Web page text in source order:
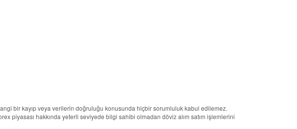
bir kayıp veya verilerin doğruluğu konusunda hiçbir sorumluluk kabul edilemez.
piyasası hakkında yeterli seviyede bilgi sahibi olmadan döviz alım satım işlemlerini